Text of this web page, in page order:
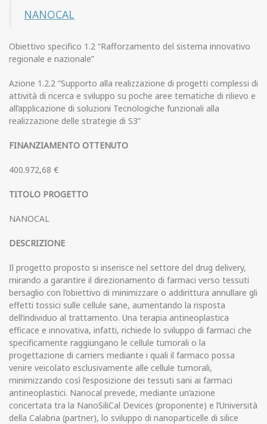
NANOCAL
Obiettivo specifico 1.2 “Rafforzamento del sistema innovativo
regionale e nazionale”
Azione 1.2.2 “Supporto alla realizzazione di progetti complessi di
attività di ricerca e sviluppo su poche aree tematiche di rilievo e
all’applicazione di soluzioni Tecnologiche funzionali alla
realizzazione delle strategie di S3”
FINANZIAMENTO OTTENUTO
400.972,68 €
TITOLO PROGETTO
NANOCAL
DESCRIZIONE
Il progetto proposto si inserisce nel settore del drug delivery,
mirando a garantire il direzionamento di farmaci verso tessuti
bersaglio con l’obiettivo di minimizzare o addirittura annullare gli
effetti tossici sulle cellule sane, aumentando la risposta
dell’individuo al trattamento. Una terapia antineoplastica
efficace e innovativa, infatti, richiede lo sviluppo di farmaci che
specificamente raggiungano le cellule tumorali o la
progettazione di carriers mediante i quali il farmaco possa
venire veicolato esclusivamente alle cellule tumorali,
minimizzando così l’esposizione dei tessuti sani ai farmaci
antineoplastici. Nanocal prevede, mediante un’azione
concertata tra la NanoSiliCal Devices (proponente) e l’Università
della Calabria (partner), lo sviluppo di nanoparticelle di silice